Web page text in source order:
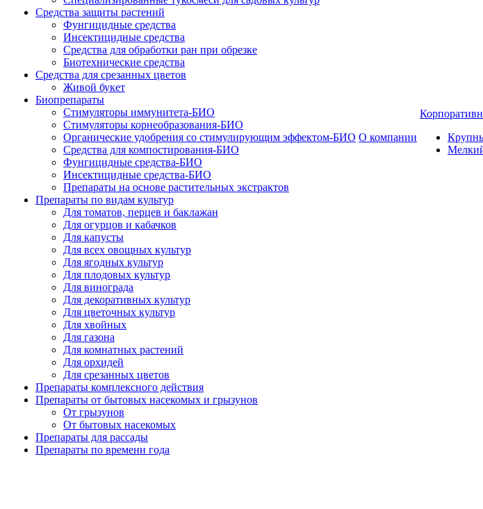
Средства защиты растений
Фунгицидные средства
Инсектицидные средства
Средства для обработки ран при обрезке
Биотехнические средства
Средства для срезанных цветов
Живой букет
Биопрепараты
Стимуляторы иммунитета-БИО
Стимуляторы корнеобразования-БИО
Органические удобрения со стимулирующим эффектом-БИО
Средства для компостирования-БИО
Фунгицидные средства-БИО
Инсектицидные средства-БИО
Препараты на основе растительных экстрактов
Препараты по видам культур
Для томатов, перцев и баклажан
Для огурцов и кабачков
Для капусты
Для всех овощных культур
Для ягодных культур
Для плодовых культур
Для винограда
Для декоративных культур
Для цветочных культур
Для хвойных
Для газона
Для комнатных растений
Для орхидей
Для срезанных цветов
Препараты комплексного действия
Препараты от бытовых насекомых и грызунов
От грызунов
От бытовых насекомых
Препараты для рассады
Препараты по времени года
О компании